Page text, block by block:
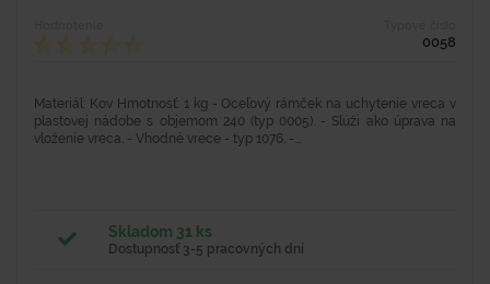
0058
Materiál: Kov Hmotnosť: 1 kg - Oceľový rámček na uchytenie vreca v
plastovej nádobe s objemom 240 (typ 0005). - Slúži ako úprava na
vloženie vreca. - Vhodné vrece - typ 1076. -...
Skladom 31 ks
Dostupnosť 3-5 pracovných dní